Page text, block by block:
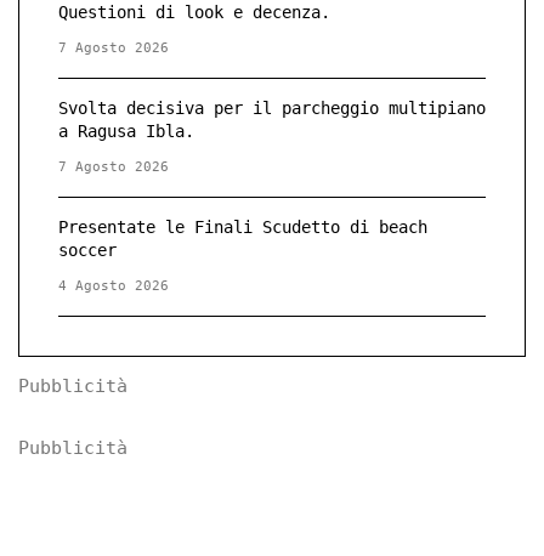
Questioni di look e decenza.
7 Agosto 2026
Svolta decisiva per il parcheggio multipiano
a Ragusa Ibla.
7 Agosto 2026
Presentate le Finali Scudetto di beach
soccer
4 Agosto 2026
Pubblicità
Pubblicità